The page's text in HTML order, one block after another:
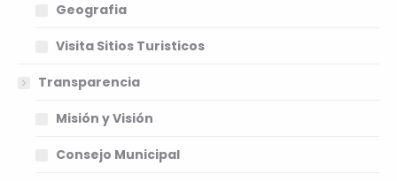
Geografia
Visita Sitios Turisticos
Transparencia
Misión y Visión
Consejo Municipal